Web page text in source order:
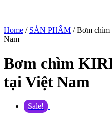
Home / SẢN PHẨM / Bơm
Nam
Bơm chìm
tại Việt Nam
Sale!